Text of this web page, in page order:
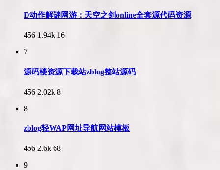
D动作解谜网游：天空之剑online全套源代码资源
456 1.94k 16
7
源码楼资源下载站zblog整站源码
456 2.02k 8
8
zblog轻WAP网址导航网站模板
456 2.6k 68
9